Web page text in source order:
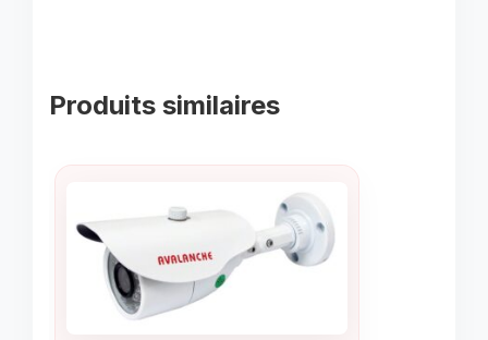
Produits similaires